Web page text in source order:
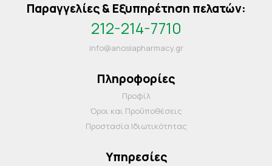
Παραγγελίες & Εξυπηρέτηση πελατών:
212-214-7710
info@anosiapharmacy.gr
Πληροφορίες
Προφίλ
Όροι και Προΰποθέσεις
Προστασία Ιδιωτικότητας
Υπηρεσίες